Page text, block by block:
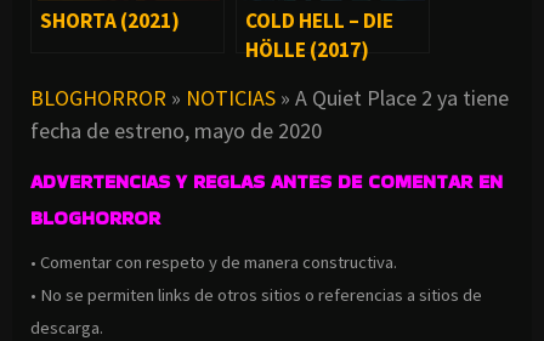
SHORTA (2021)
COLD HELL – DIE
HÖLLE (2017)
BLOGHORROR » NOTICIAS » A Quiet Place 2 ya tiene
fecha de estreno, mayo de 2020
ADVERTENCIAS Y REGLAS ANTES DE COMENTAR EN
BLOGHORROR
• Comentar con respeto y de manera constructiva.
• No se permiten links de otros sitios o referencias a sitios de
descarga.